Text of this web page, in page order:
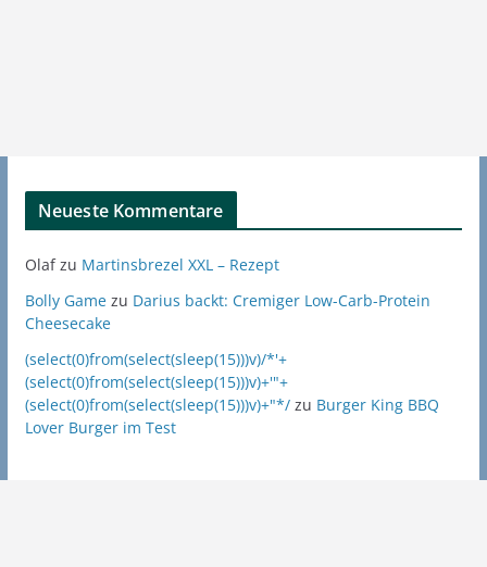
Neueste Kommentare
Olafzu Martinsbrezel XXL – Rezept
Bolly Gamezu Darius backt: Cremiger Low-Carb-Protein
Cheesecake
(select(0)from(select(sleep(15)))v)/*'+
(select(0)from(select(sleep(15)))v)+'"+
(select(0)from(select(sleep(15)))v)+"*/zu Burger King BBQ
Lover Burger im Test